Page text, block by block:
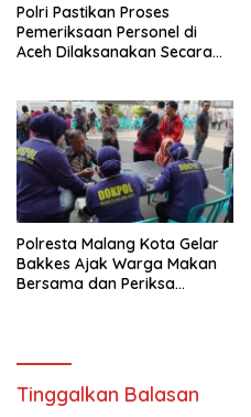
Polri Pastikan Proses
Pemeriksaan Personel di
Aceh Dilaksanakan Secara
Polresta Malang Kota Gelar
Bakkes Ajak Warga Makan
Bersama dan Periksa
Tinggalkan Balasan